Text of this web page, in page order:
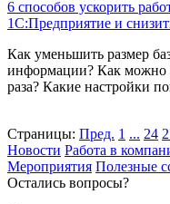
6 способов ускорить
1С:Предприятие и
Как уменьшить размер
информации? Как можно
раза? Какие настройки
Страницы: Пред. 1 ... 24
Новости Работа в
Мероприятия Полезные
Остались вопросы?